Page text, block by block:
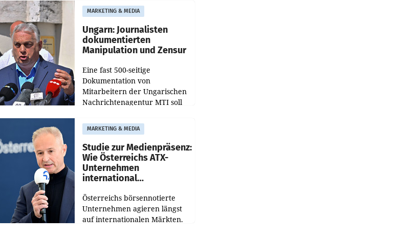
Optimierungsplattform
OtterlyAI. Damit baut die
Agentur ihr Leistungsportfolio
MARKETING & MEDIA
Ungarn: Journalisten
dokumentierten
Manipulation und Zensur
Eine fast 500-seitige
Dokumentation von
Mitarbeitern der Ungarischen
Nachrichtenagentur MTI soll
Manipulation und Zensur bei
der Agentur während der Zeit
MARKETING & MEDIA
Studie zur Medienpräsenz:
Wie Österreichs ATX-
Unternehmen
international
Österreichs börsennotierte
Unternehmen agieren längst
auf internationalen Märkten.